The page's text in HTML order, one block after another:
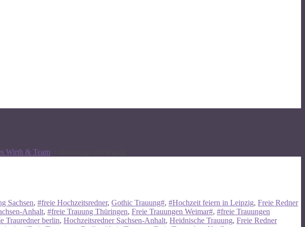
Wirth & Team
Sachsen, #freie Hochzeitsredner, Gothic Trauung#, #Hochzeit feiern in Leipzig, Freie Redner
Anhalt, #freie Trauung Thüringen, Freie Trauungen Weimar#, #freie Trauungen
Trauredner berlin, Hochzeitsredner Sachsen-Anhalt, Heidnische Trauung, Freie Redner